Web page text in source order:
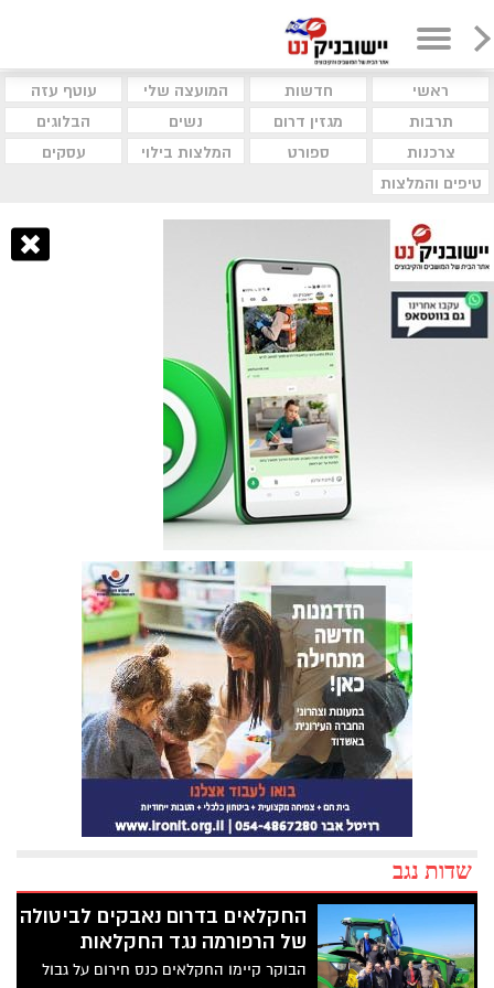
ראשי חדשות המועצה שלי
עוטף עזה
תרבות
מגזין דרום נשים
הבלוגים
צרכנות
ספורט המלצות בילוי
עסקים
טיפים והמלצות
שדות נגב
החקלאים בדרום נאבקים לביטולה
של הרפורמה נגד החקלאות
הבוקר קיימו החקלאים כנס חירום על גבול